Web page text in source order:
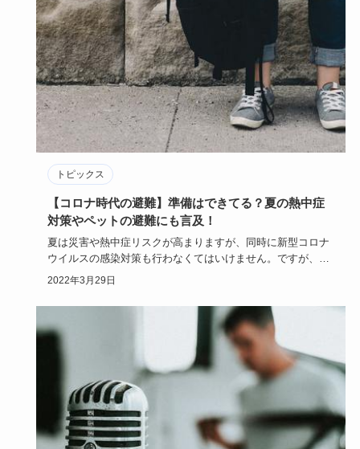
トピックス
【コロナ時代の避難】準備はできてる？夏の熱中症
対策やペットの避難にも言及！
夏は災害や熱中症リスクが高まりますが、同時に新型コロナ
ウイルスの感染対策も行わなくてはいけません。ですが、災
害や熱中症のリ…
2022年3月29日